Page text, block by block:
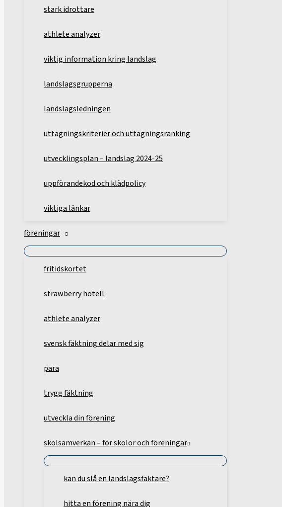
stark idrottare
athlete analyzer
viktig information kring landslag
landslagsgrupperna
landslagsledningen
uttagningskriterier och uttagningsranking
utvecklingsplan – landslag 2024-25
uppförandekod och klädpolicy
viktiga länkar
föreningar
fritidskortet
strawberry hotell
athlete analyzer
svensk fäktning delar med sig
para
trygg fäktning
utveckla din förening
skolsamverkan – för skolor och föreningar
kan du slå en landslagsfäktare?
hitta en förening nära dig